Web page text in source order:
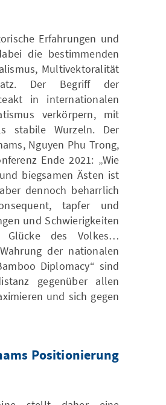
Erfahrungen und
die bestimmenden
Multivektoralität
Der Begriff der
in internationalen
verkörpern, mit
stabile Wurzeln. Der
Nguyen Phu Trong,
Ende 2021: „Wie
biegsamen Ästen ist
dennoch beharrlich
tapfer und
und Schwierigkeiten
des Volkes…
der nationalen
Diplomacy“ sind
gegenüber allen
und sich gegen
Positionierung